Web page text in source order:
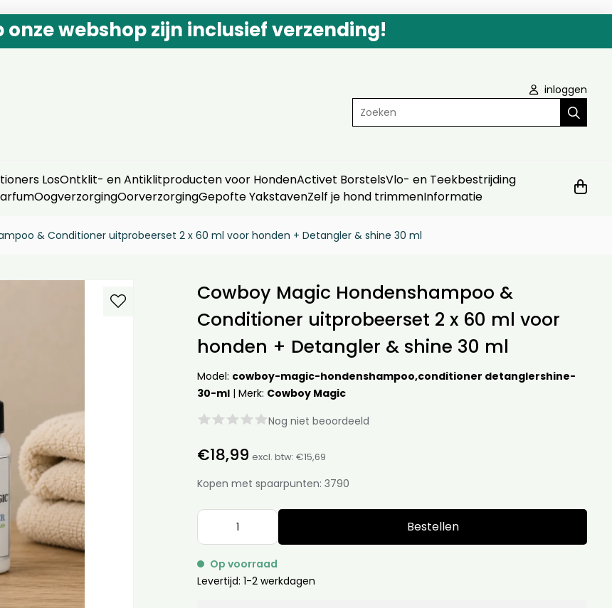
onze webshop zijn inclusief verzending!
inloggen
Zoeken
LosOntklit- en Antiklitproducten voor HondenActivet BorstelsVlo- en Teekbestrijding
OogverzorgingOorverzorgingGepofte YakstavenZelf je hond trimmenInformatie
& Conditioner uitprobeerset 2 x 60 ml voor honden + Detangler & shine 30 ml
Cowboy Magic Hondenshampoo &
Conditioner uitprobeerset 2 x 60 ml voor
honden + Detangler & shine 30 ml
Model: cowboy-magic-hondenshampoo,conditioner detanglershine-
30-ml |Merk: Cowboy Magic
Nog niet beoordeeld
€18,99 excl. btw:€15,69
Kopen met spaarpunten:3790
Bestellen
Op voorraad
Levertijd: 1-2 werkdagen